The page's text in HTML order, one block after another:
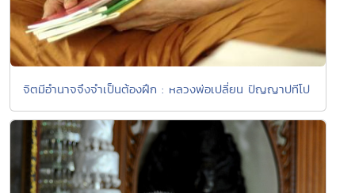
จิตมีอำนาจจึงจำเป็นต้องฝึก : หลวงพ่อเปลี่ยน ปัญญาปทีโป